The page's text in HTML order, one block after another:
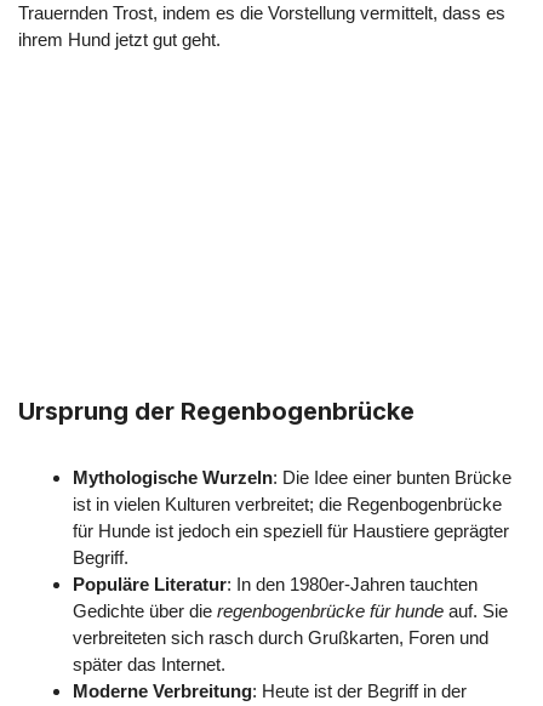
Trauernden Trost, indem es die Vorstellung vermittelt, dass es
ihrem Hund jetzt gut geht.
Ursprung der Regenbogenbrücke
Mythologische Wurzeln: Die Idee einer bunten Brücke
ist in vielen Kulturen verbreitet; die Regenbogenbrücke
für Hunde ist jedoch ein speziell für Haustiere geprägter
Begriff.
Populäre Literatur: In den 1980er-Jahren tauchten
Gedichte über die regenbogenbrücke für hunde auf. Sie
verbreiteten sich rasch durch Grußkarten, Foren und
später das Internet.
Moderne Verbreitung: Heute ist der Begriff in der